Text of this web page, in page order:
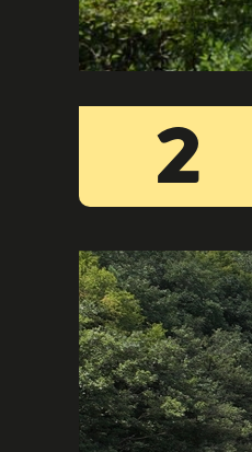
2